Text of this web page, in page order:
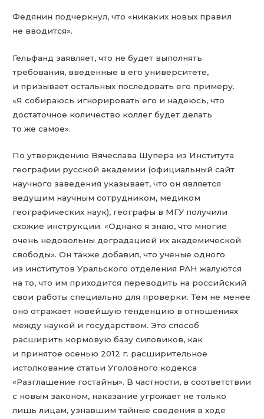
Федянин подчеркнул, что «никаких новых правил
не вводится».
Гельфанд заявляет, что не будет выполнять
требования, введенные в его университете,
и призывает остальных последовать его примеру.
«Я собираюсь игнорировать его и надеюсь, что
достаточное количество коллег будет делать
то же самое».
По утверждению Вячеслава Шупера из Института
географии русской академии (официальный сайт
научного заведения указывает, что он является
ведущим научным сотрудником, медиком
географических наук), географы в МГУ получили
схожие инструкции. «Однако я знаю, что многие
очень недовольны деградацией их академической
свободы». Он также добавил, что ученые одного
из институтов Уральского отделения РАН жалуются
на то, что им приходится переводить на российский
свои работы специально для проверки. Тем не менее
оно отражает новейшую тенденцию в отношениях
между наукой и государством. Это способ
расширить кормовую базу силовиков, как
и принятое осенью 2012 г. расширительное
истолкование статьи Уголовного кодекса
«Разглашение гостайны». В частности, в соответствии
с новым законом, наказание угрожает не только
лишь лицам, узнавшим тайные сведения в ходе